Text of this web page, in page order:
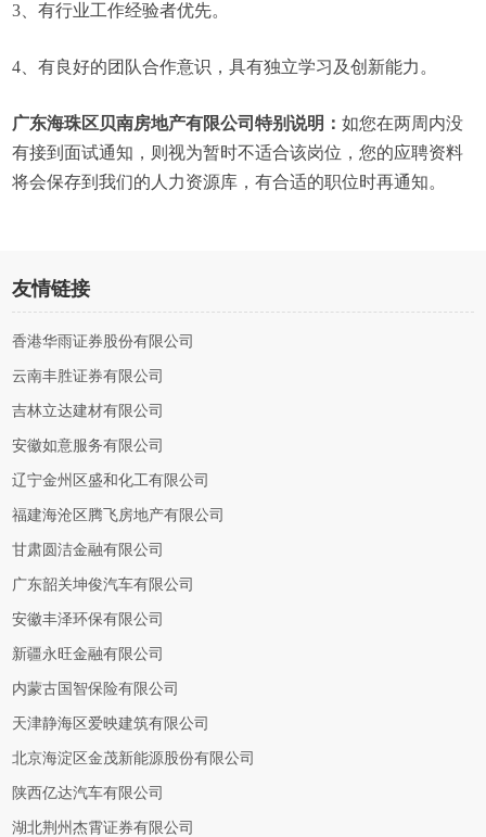
3、有行业工作经验者优先。
4、有良好的团队合作意识，具有独立学习及创新能力。
广东海珠区贝南房地产有限公司特别说明：如您在两周内没
有接到面试通知，则视为暂时不适合该岗位，您的应聘资料
将会保存到我们的人力资源库，有合适的职位时再通知。
友情链接
香港华雨证券股份有限公司
云南丰胜证券有限公司
吉林立达建材有限公司
安徽如意服务有限公司
辽宁金州区盛和化工有限公司
福建海沧区腾飞房地产有限公司
甘肃圆洁金融有限公司
广东韶关坤俊汽车有限公司
安徽丰泽环保有限公司
新疆永旺金融有限公司
内蒙古国智保险有限公司
天津静海区爱映建筑有限公司
北京海淀区金茂新能源股份有限公司
陕西亿达汽车有限公司
湖北荆州杰霄证券有限公司